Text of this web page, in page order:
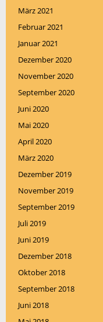
März 2021
Februar 2021
Januar 2021
Dezember 2020
November 2020
September 2020
Juni 2020
Mai 2020
April 2020
März 2020
Dezember 2019
November 2019
September 2019
Juli 2019
Juni 2019
Dezember 2018
Oktober 2018
September 2018
Juni 2018